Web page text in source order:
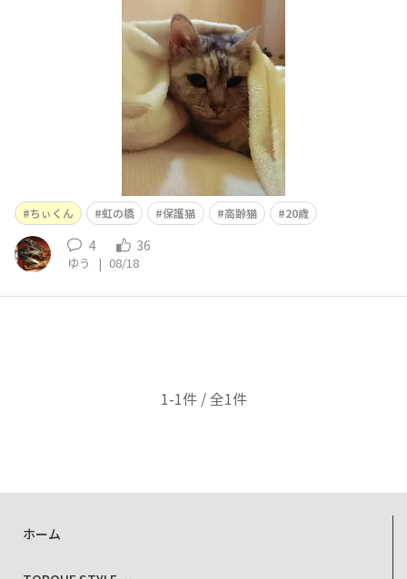
ちぃくん 虹の橋 保護猫 高齢猫 20歳
4 36
ゆう | 08/18
1-1件 / 全1件
ホーム